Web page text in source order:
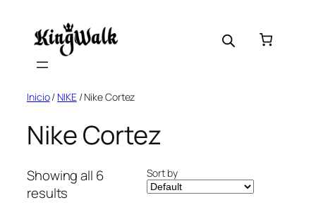
content
Inicio/ NIKE/ Nike Cortez
Nike Cortez
Showing all 6
results
Sort by